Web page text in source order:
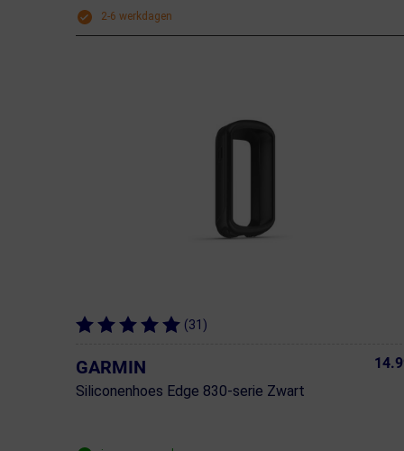
2-6 werkdagen
(31)
GARMIN
Siliconenhoes Edge 830-serie Zwart